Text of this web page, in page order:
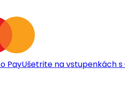
PayUšetrite na vstupenkách s